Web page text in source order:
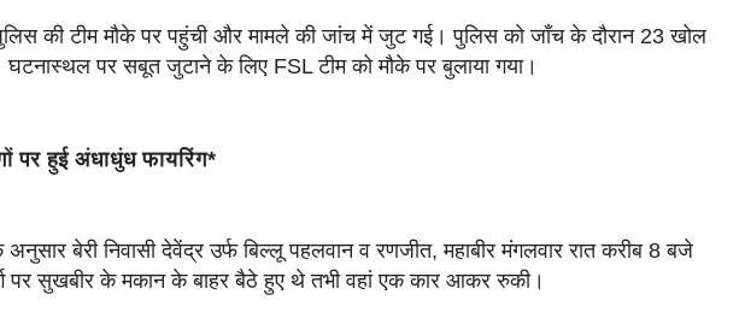
की टीम मौके पर पहुंची और मामले की जांच में जुट गई। पुलिस को जाँच के दौरान 23 खोल
घटनास्थल पर सबूत जुटाने के लिए FSL टीम को मौके पर बुलाया गया।
पर हुई अंधाधुंध फायरिंग*
अनुसार बेरी निवासी देवेंद्र उर्फ बिल्लू पहलवान व रणजीत, महाबीर मंगलवार रात करीब 8 बजे
पर सुखबीर के मकान के बाहर बैठे हुए थे तभी वहां एक कार आकर रुकी।